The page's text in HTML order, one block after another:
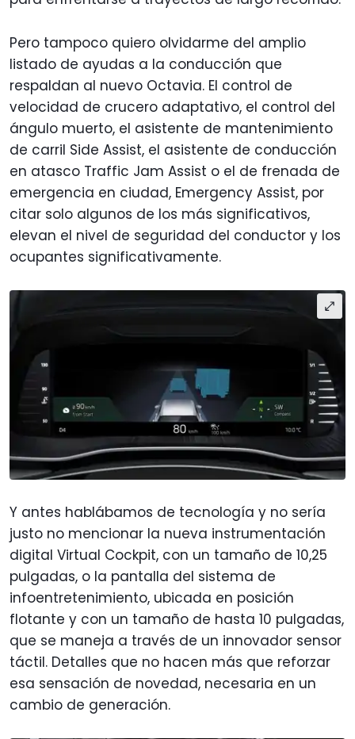
Pero tampoco quiero olvidarme del amplio
listado de ayudas a la conducción que
respaldan al nuevo Octavia. El control de
velocidad de crucero adaptativo, el control del
ángulo muerto, el asistente de mantenimiento
de carril Side Assist, el asistente de conducción
en atasco Traffic Jam Assist o el de frenada de
emergencia en ciudad, Emergency Assist, por
citar solo algunos de los más significativos,
elevan el nivel de seguridad del conductor y los
ocupantes significativamente.
Y antes hablábamos de tecnología y no sería
justo no mencionar la nueva instrumentación
digital Virtual Cockpit, con un tamaño de 10,25
pulgadas, o la pantalla del sistema de
infoentretenimiento, ubicada en posición
flotante y con un tamaño de hasta 10 pulgadas,
que se maneja a través de un innovador sensor
táctil. Detalles que no hacen más que reforzar
esa sensación de novedad, necesaria en un
cambio de generación.